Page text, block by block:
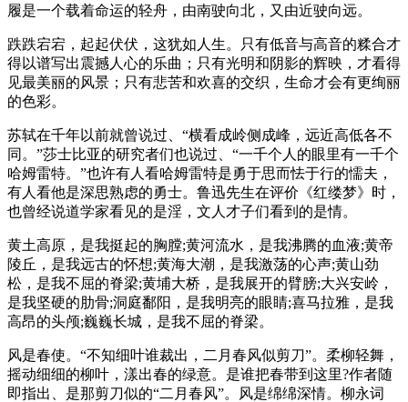
履是一个载着命运的轻舟，由南驶向北，又由近驶向远。
跌跌宕宕，起起伏伏，这犹如人生。只有低音与高音的糅合才
得以谱写出震撼人心的乐曲；只有光明和阴影的辉映，才看得
见最美丽的风景；只有悲苦和欢喜的交织，生命才会有更绚丽
的色彩。
苏轼在千年以前就曾说过、“横看成岭侧成峰，远近高低各不
同。”莎士比亚的研究者们也说过、“一千个人的眼里有一千个
哈姆雷特。”也许有人看哈姆雷特是勇于思而怯于行的懦夫，
有人看他是深思熟虑的勇士。鲁迅先生在评价《红缕梦》时，
也曾经说道学家看见的是淫，文人才子们看到的是情。
黄土高原，是我挺起的胸膛;黄河流水，是我沸腾的血液;黄帝
陵丘，是我远古的怀想;黄海大潮，是我激荡的心声;黄山劲
松，是我不屈的脊梁;黄埔大桥，是我展开的臂膀;大兴安岭，
是我坚硬的肋骨;洞庭鄱阳，是我明亮的眼睛;喜马拉雅，是我
高昂的头颅;巍巍长城，是我不屈的脊梁。
风是春使。“不知细叶谁裁出，二月春风似剪刀”。柔柳轻舞，
摇动细细的柳叶，漾出春的绿意。是谁把春带到这里?作者随
即指出、是那剪刀似的“二月春风”。风是绵绵深情。柳永词